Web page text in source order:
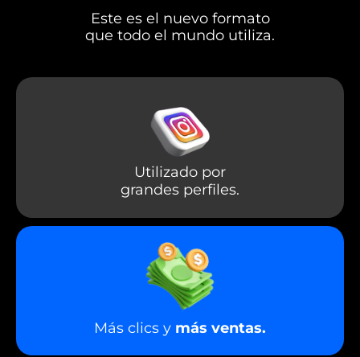
Este es el nuevo formato
que todo el mundo utiliza.
Utilizado por
grandes perfiles.
Más clics y más ventas.